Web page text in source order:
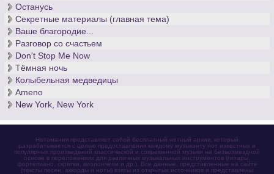
Останусь
Секретные материалы (главная тема)
Ваше благородие...
Разговор со счастьем
Don't Stop Me Now
Тёмная ночь
Колыбельная медведицы
Ameno
New York, New York
Нотомания представляет собой бесплатный нотный архив, который
разрабатывается с целью предоставления каждому музыканту нот известных и
популярных произведений классической и современной музыки на безвозмездной
основе в переложениях для различных музыкальных инструментов (гитары,
фортепиано, скрипки, виолончели и др.). Все данные, представленные на сайте
(тексты песен, аккорды и ноты) взяты из открытых источников и представлены